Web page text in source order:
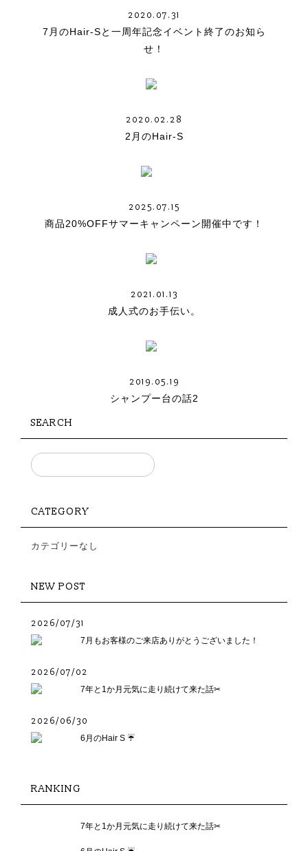
2020.07.31
7月のHair-Sと一周年記念イベント終了のお知ら
せ！
2020.02.28
2月のHair-S
2025.07.15
商品20%OFFサマーキャンペーン開催中です！
2021.01.13
成人式のお手伝い。
2019.05.19
シャンプー台の話2
SEARCH
CATEGORY
カテゴリーなし
NEW POST
2026/07/31
7月もお客様のご来店ありがとうございました！
2026/07/02
7年と1か月元気に走り続けて来た話✂︎
2026/06/30
6月のHair S ☔️
RANKING
7年と1か月元気に走り続けて来た話✂︎